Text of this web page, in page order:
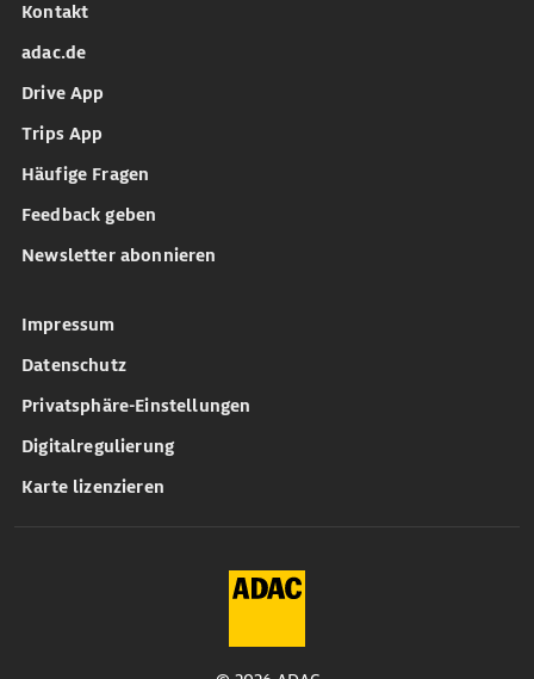
Kontakt
adac.de
Drive App
Trips App
Häufige Fragen
Feedback geben
Newsletter abonnieren
Impressum
Datenschutz
Privatsphäre-Einstellungen
Digitalregulierung
Karte lizenzieren